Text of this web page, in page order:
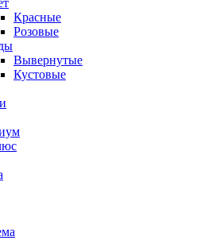
Красные
Розовые
Вывернутые
Кустовые